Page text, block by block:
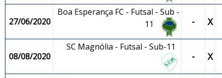
27/06/2020
Boa Esperança FC - Futsal - Sub -
11
- X
08/08/2020
SC Magnólia - Futsal - Sub-11
- X